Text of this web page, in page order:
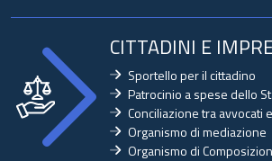
CITTADINI E
Sportello per il cittadino
Patrocinio a spese dello
Conciliazione tra avvocati
Organismo di mediazione
Organismo di